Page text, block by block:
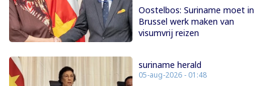
Oostelbos: Suriname moet in
Brussel werk maken van
visumvrij reizen
suriname herald
05-aug-2026 - 01:48